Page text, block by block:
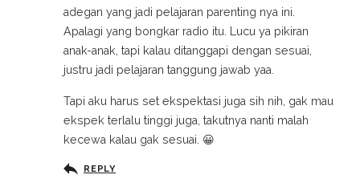
adegan yang jadi pelajaran parenting nya ini.
Apalagi yang bongkar radio itu. Lucu ya pikiran
anak-anak, tapi kalau ditanggapi dengan sesuai,
justru jadi pelajaran tanggung jawab yaa.
Tapi aku harus set ekspektasi juga sih nih, gak mau
ekspek terlalu tinggi juga, takutnya nanti malah
kecewa kalau gak sesuai. 😀
REPLY